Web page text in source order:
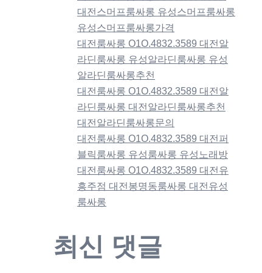
대전스머프룸싸롱 유성스머프룸싸롱
유성스머프룸싸롱가격
대전룸싸롱 O1O.4832.3589 대전알
라딘룸싸롱 유성알라딘룸싸롱 유성
알라딘룸싸롱추천
대전룸싸롱 O1O.4832.3589 대전알
라딘룸싸롱 대전알라딘룸싸롱추천
대전알라딘룸싸롱문의
대전룸싸롱 O1O.4832.3589 대전퍼
블릭룸싸롱 유성룸싸롱 유성노래방
대전룸싸롱 O1O.4832.3589 대전유
흥주점 대전봉명동룸싸롱 대전유성
룸싸롱
최신 댓글